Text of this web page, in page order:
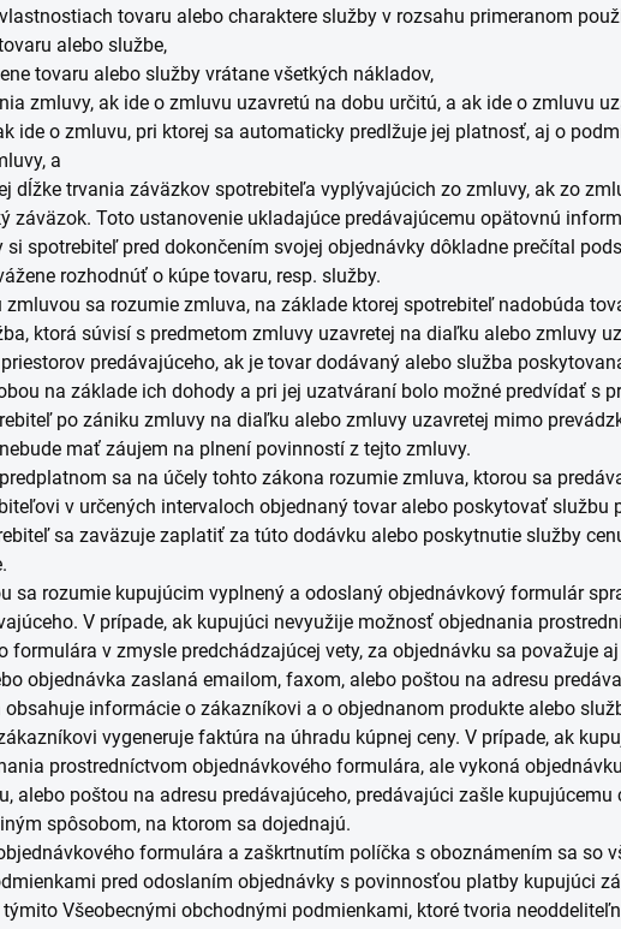
tovaru alebo charaktere služby v rozsahu primeranom
alebo službe,
tovaru alebo služby vrátane všetkých nákladov,
ak ide o zmluvu uzavretú na dobu určitú, a ak ide o zmluvu
ide o zmluvu, pri ktorej sa automaticky predlžuje jej platnosť, aj o
a
trvania záväzkov spotrebiteľa vyplývajúcich zo zmluvy, ak zo
záväzok. Toto ustanovenie ukladajúce predávajúcemu opätovnú
si spotrebiteľ pred dokončením svojej objednávky dôkladne prečítal
rozhodnúť o kúpe tovaru, resp. služby.
zmluvou sa rozumie zmluva, na základe ktorej spotrebiteľ nadobúda
ktorá súvisí s predmetom zmluvy uzavretej na diaľku alebo zmluvy
predávajúceho, ak je tovar dodávaný alebo služba
na základe ich dohody a pri jej uzatváraní bolo možné predvídať s
po zániku zmluvy na diaľku alebo zmluvy uzavretej mimo
mať záujem na plnení povinností z tejto zmluvy.
sa na účely tohto zákona rozumie zmluva, ktorou sa
v určených intervaloch objednaný tovar alebo poskytovať službu
sa zaväzuje zaplatiť za túto dodávku alebo poskytnutie služby
sa rozumie kupujúcim vyplnený a odoslaný objednávkový formulár
V prípade, ak kupujúci nevyužije možnosť objednania
formulára v zmysle predchádzajúcej vety, za objednávku sa považuje
objednávka zaslaná emailom, faxom, alebo poštou na adresu
obsahuje informácie o zákazníkovi a o objednanom produkte alebo
vygeneruje faktúra na úhradu kúpnej ceny. V prípade, ak
prostredníctvom objednávkového formulára, ale vykoná
alebo poštou na adresu predávajúceho, predávajúci zašle kupujúcemu
spôsobom, na ktorom sa dojednajú.
formulára a zaškrtnutím políčka s oboznámením sa so
pred odoslaním objednávky s povinnosťou platby kupujúci
Všeobecnými obchodnými podmienkami, ktoré tvoria